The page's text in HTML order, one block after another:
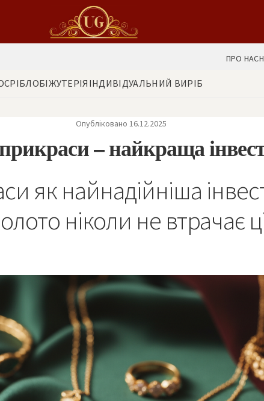
ПРО НАС
СРІБЛОБІЖУТЕРІЯ ІНДИВІДУАЛЬНИЙ ВИРІБ
Опубліковано 16.12.2025
– найкраща
як найнадійніша
ніколи не втрачає